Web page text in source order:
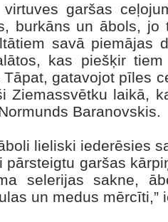
virtuves garšas
burkāns un ābols,
savā piemājas
kas piešķir
gatavojot pīles
Ziemassvētku laikā,
Baranovskis.
lieliski iederēsies
pārsteigtu garšas
selerijas sakne,
un medus